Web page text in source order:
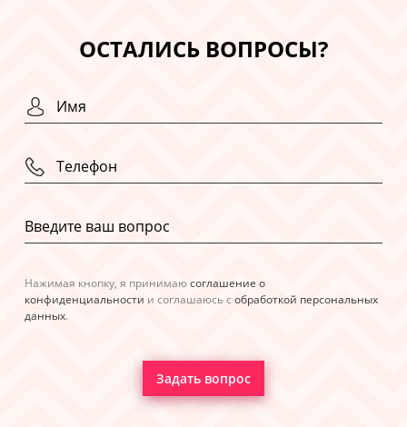
ОСТАЛИСЬ ВОПРОСЫ?
Нажимая кнопку, я принимаюсоглашение о
конфиденциальности и соглашаюсь с обработкой персональных
данных.
Задать вопрос